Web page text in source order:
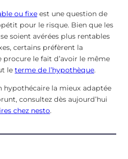
ou fixe est une question de
pour le risque. Bien que les
soient avérées plus rentables
certains préfèrent la
le fait d’avoir le même
le terme de l’hypothèque.
hypothécaire la mieux adaptée
consultez dès aujourd’hui
chez nesto.